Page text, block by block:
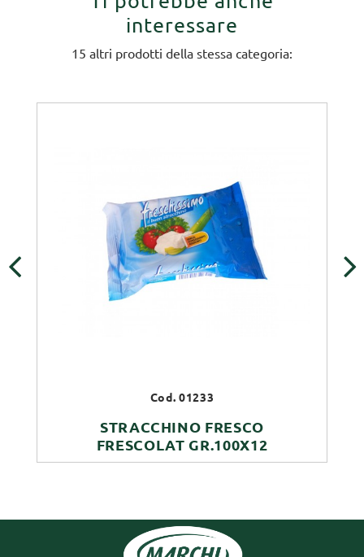
interessare
15 altri prodotti della stessa categoria:
Cod. 01233
STRACCHINO FRESCO
FRESCOLAT GR.100X12